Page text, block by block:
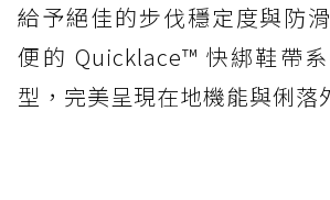
給予絕佳的步伐穩定度與防
便的 Quicklace™ 快綁鞋帶
型，完美呈現在地機能與俐落